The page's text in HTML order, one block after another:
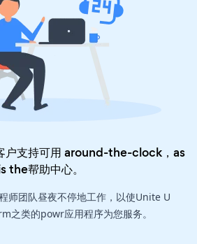
支持可用 around-the-clock，as
the帮助中心。
师团队昼夜不停地工作，以使Unite U
之类的powr应用程序为您服务。